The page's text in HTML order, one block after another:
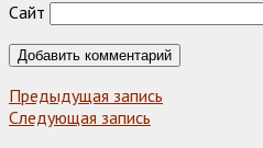
Сайт
Предыдущая запись
Следующая запись